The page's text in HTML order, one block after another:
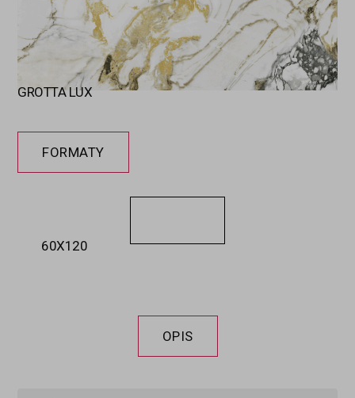
GROTTA LUX
FORMATY
60X120​
OPIS